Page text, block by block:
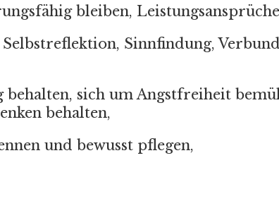
bleiben,
Sinnfindung,
sich um Angstfreiheit
behalten,
und bewusst pflegen,